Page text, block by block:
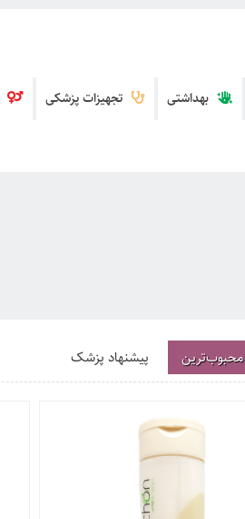
بهداشتی تجهیزات پزشکی
محبوب‌ترین پیشنهاد پزشک